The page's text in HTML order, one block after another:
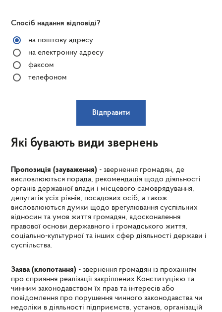
Спосіб надання відповіді?
на поштову адресу
на електронну адресу
факсом
телефоном
Відправити
Які бувають види звернень
Пропозиція (зауваження) - звернення громадян, де
висловлюються порада, рекомендація щодо діяльності
органів державної влади і місцевого самоврядування,
депутатів усіх рівнів, посадових осіб, а також
висловлюються думки щодо врегулювання суспільних
відносин та умов життя громадян, вдосконалення
правової основи державного і громадського життя,
соціально-культурної та інших сфер діяльності держави і
суспільства.
Заява (клопотання) - звернення громадян із проханням
про сприяння реалізації закріплених Конституцією та
чинним законодавством їх прав та інтересів або
повідомлення про порушення чинного законодавства чи
недоліки в діяльності підприємств, установ, організацій